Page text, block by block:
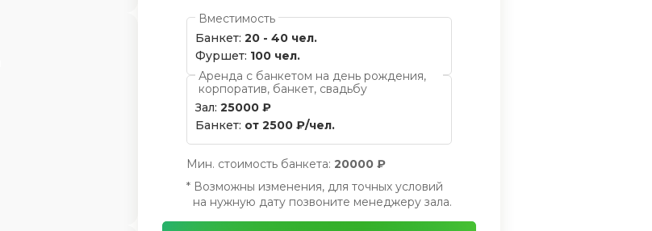
Вместимость
Банкет: 20 - 40 чел.
Фуршет: 100 чел.
Аренда с банкетом на день рождения,
корпоратив, банкет, свадьбу
Зал: 25000 ₽
Банкет: от 2500 ₽/чел.
Мин. стоимость банкета: 20000 ₽
* Возможны изменения, для точных условий
на нужную дату позвоните менеджеру зала.